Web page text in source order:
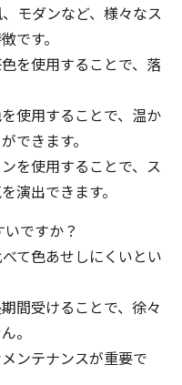
モダンなど、様々なス
です。
を使用することで、落
使用することで、温か
できます。
を使用することで、ス
演出できます。
ですか？
て色あせしにくいとい
間受けることで、徐々
。
ンテナンスが重要で